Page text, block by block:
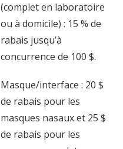
(complet en laboratoire
ou à domicile) : 15 % de
rabais jusqu’à
concurrence de 100 $.
Masque/interface : 20 $
de rabais pour les
masques nasaux et 25 $
de rabais pour les